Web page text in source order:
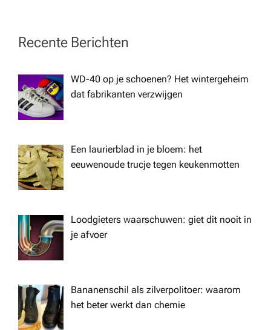
v
i
g
a
t
o
n
Recente Berichten
WD-40 op je schoenen? Het wintergeheim
dat fabrikanten verzwijgen
Een laurierblad in je bloem: het
eeuwenoude trucje tegen keukenmotten
Loodgieters waarschuwen: giet dit nooit in
je afvoer
Bananenschil als zilverpolitoer: waarom
het beter werkt dan chemie